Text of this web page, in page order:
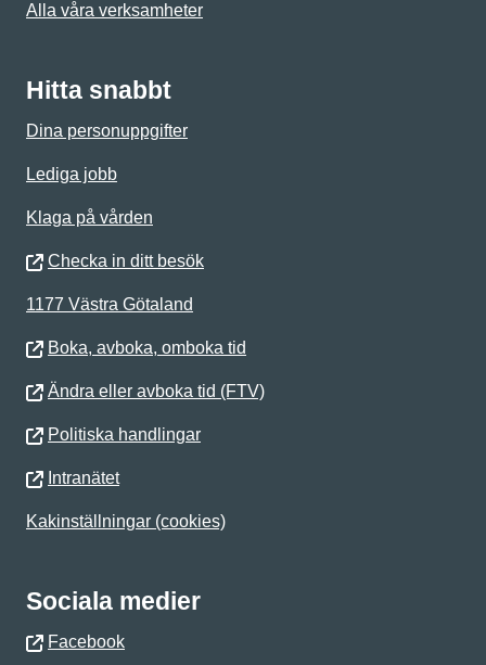
Alla våra verksamheter
Hitta snabbt
Dina personuppgifter
Lediga jobb
Klaga på vården
Checka in ditt besök
1177 Västra Götaland
Boka, avboka, omboka tid
Ändra eller avboka tid (FTV)
Politiska handlingar
Intranätet
Kakinställningar (cookies)
Sociala medier
Facebook